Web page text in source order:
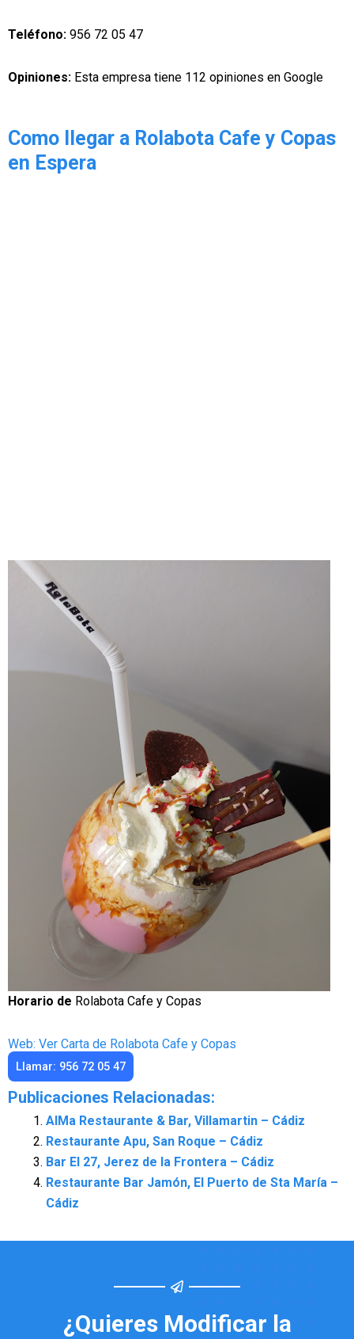
Teléfono: 956 72 05 47
Opiniones: Esta empresa tiene 112 opiniones en Google
Como llegar a Rolabota Cafe y Copas
en Espera
Horario de Rolabota Cafe y Copas
Web: Ver Carta de Rolabota Cafe y Copas
Llamar: 956 72 05 47
Publicaciones Relacionadas:
AlMa Restaurante & Bar, Villamartin – Cádiz
Restaurante Apu, San Roque – Cádiz
Bar El 27, Jerez de la Frontera – Cádiz
Restaurante Bar Jamón, El Puerto de Sta María –
Cádiz
¿Quieres Modificar la